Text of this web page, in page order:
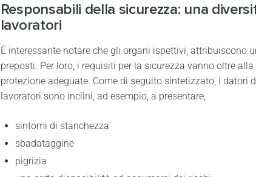
Responsabili della sicurezza: una
lavoratori
È interessante notare che gli organi ispettivi, attribuiscono
preposti. Per loro, i requisiti per la sicurezza vanno oltre
protezione adeguate. Come di seguito sintetizzato, i datori
lavoratori sono inclini, ad esempio, a presentare,
sintomi di stanchezza
sbadataggine
pigrizia